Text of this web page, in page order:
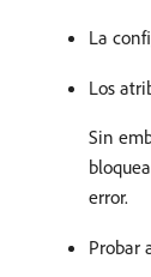
La
Los
Sin
error.
Probar